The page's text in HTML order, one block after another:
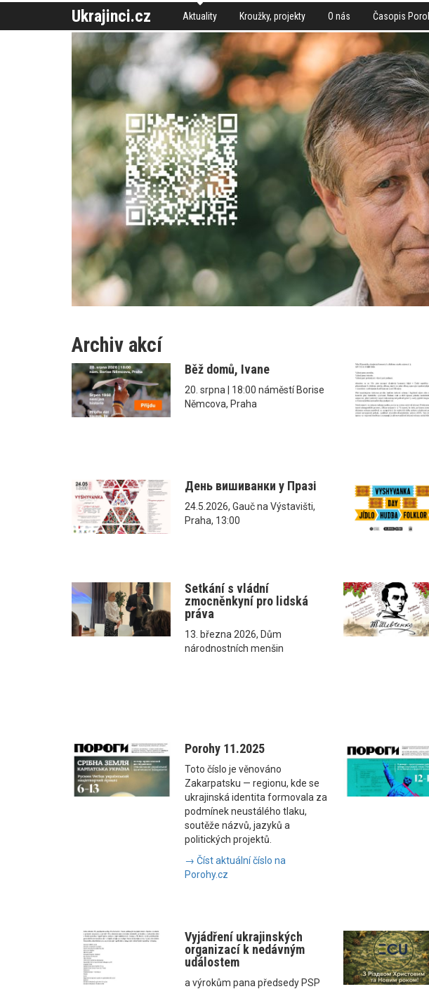
Ukrajinci.cz Aktuality Kroužky, projekty O nás Časopis
Archiv akcí
Běž domů, Ivane
20. srpna | 18:00 náměstí Borise
Němcova, Praha
День вишиванки у Празі
24.5.2026, Gauč na Výstavišti,
Praha, 13:00
Setkání s vládní
zmocněnkyní pro lidská
práva
13. března 2026, Dům
národnostních menšin
Porohy 11.2025
Toto číslo je věnováno
Zakarpatsku — regionu, kde se
ukrajinská identita formovala za
podmínek neustálého tlaku,
soutěže názvů, jazyků a
politických projektů.
→ Číst aktuální číslo na
Porohy.cz
Vyjádření ukrajinských
organizací k nedávným
událostem
a výrokům pana předsedy PSP